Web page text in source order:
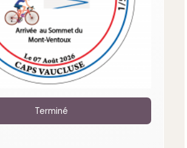
Terminé